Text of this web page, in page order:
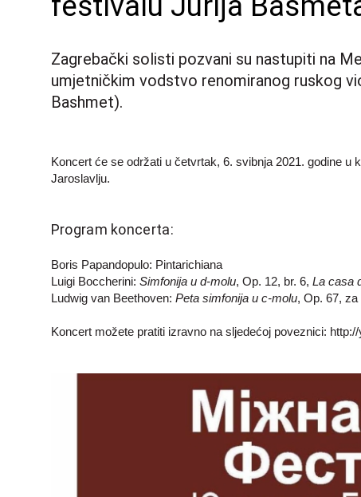
Zagrebački solisti pozvani su nastupiti na
umjetničkim vodstvo renomiranog ruskog
Bashmet).
Koncert će se održati u četvrtak, 6. svibnja 2021. godine u
Jaroslavlju.
Program koncerta:
Boris Papandopulo: Pintarichiana
Luigi Boccherini: Simfonija u d-molu, Op. 12, br. 6, La casa
Ludwig van Beethoven: Peta simfonijau c-molu, Op. 67, za
Koncert možete pratiti izravno na sljedećoj poveznici: